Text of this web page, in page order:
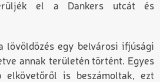
el a Dankers utcát és
lövöldözés egy belvárosi ifjúsági
annak területén történt. Egyes
elkövetőről is beszámoltak, ezt